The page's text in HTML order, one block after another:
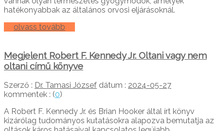
hatékonyabbak az általános orvosi eljárásoknál.
olvass tovább
Megjelent Robert F. Kennedy Jr. Oltani vagy nem
oltani című könyve
Szerző : Dr. Tamasi József dátum : 2024-05-27
kommentek : (0)
A Robert F. Kennedy Jr. és Brian Hooker által írt könyv
kizárólag tudományos kutatásokra alapozva bemutatja az